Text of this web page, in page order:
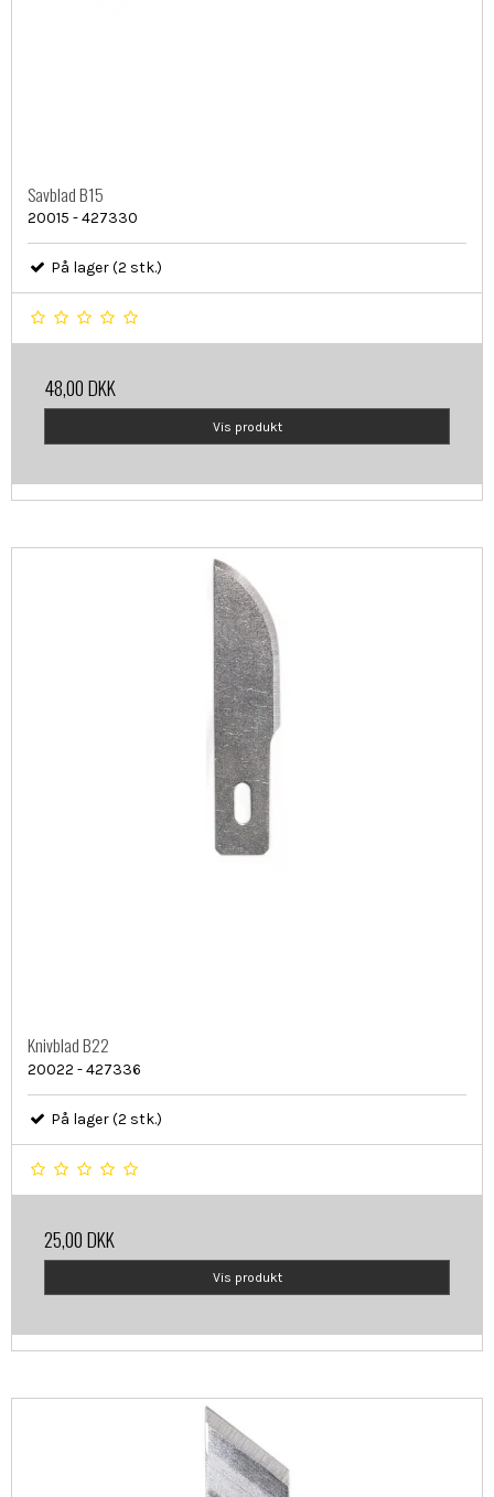
Savblad B15
20015 - 427330
På lager (2 stk.)
48,00 DKK
Vis produkt
Knivblad B22
20022 - 427336
På lager (2 stk.)
25,00 DKK
Vis produkt